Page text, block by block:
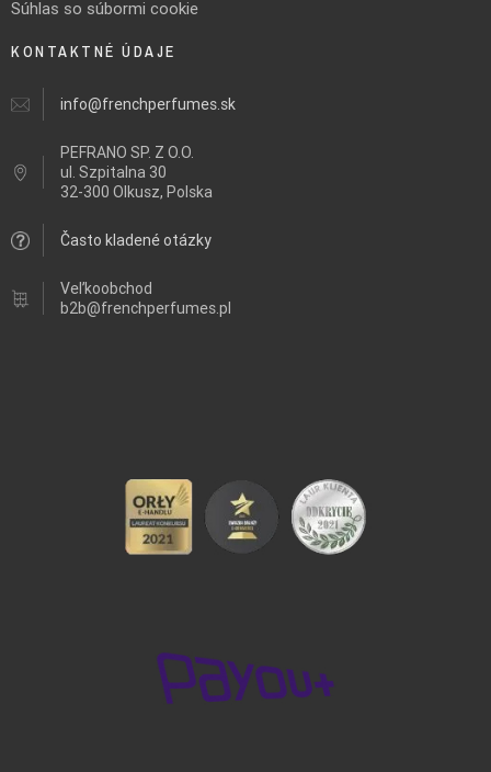
Súhlas so súbormi cookie
KONTAKTNÉ ÚDAJE
info@frenchperfumes.sk
PEFRANO SP. Z O.O.
ul. Szpitalna 30
32-300 Olkusz, Polska
Často kladené otázky
Veľkoobchod
b2b@frenchperfumes.pl